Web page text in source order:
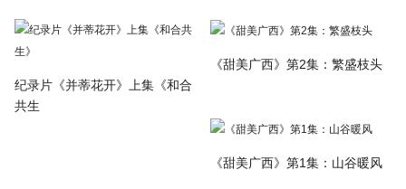
纪录片《并蒂花开》上集《和合
共生
《甜美广西》第2集：繁盛枝头
《甜美广西》第1集：山谷暖风